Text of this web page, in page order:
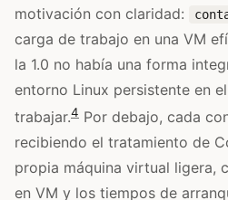
motivación con claridad:
carga de trabajo en una VM
la 1.0 no había una forma
entorno Linux persistente en
trabajar.4 Por debajo, cada
recibiendo el tratamiento de
propia máquina virtual ligera,
en VM y los tiempos de